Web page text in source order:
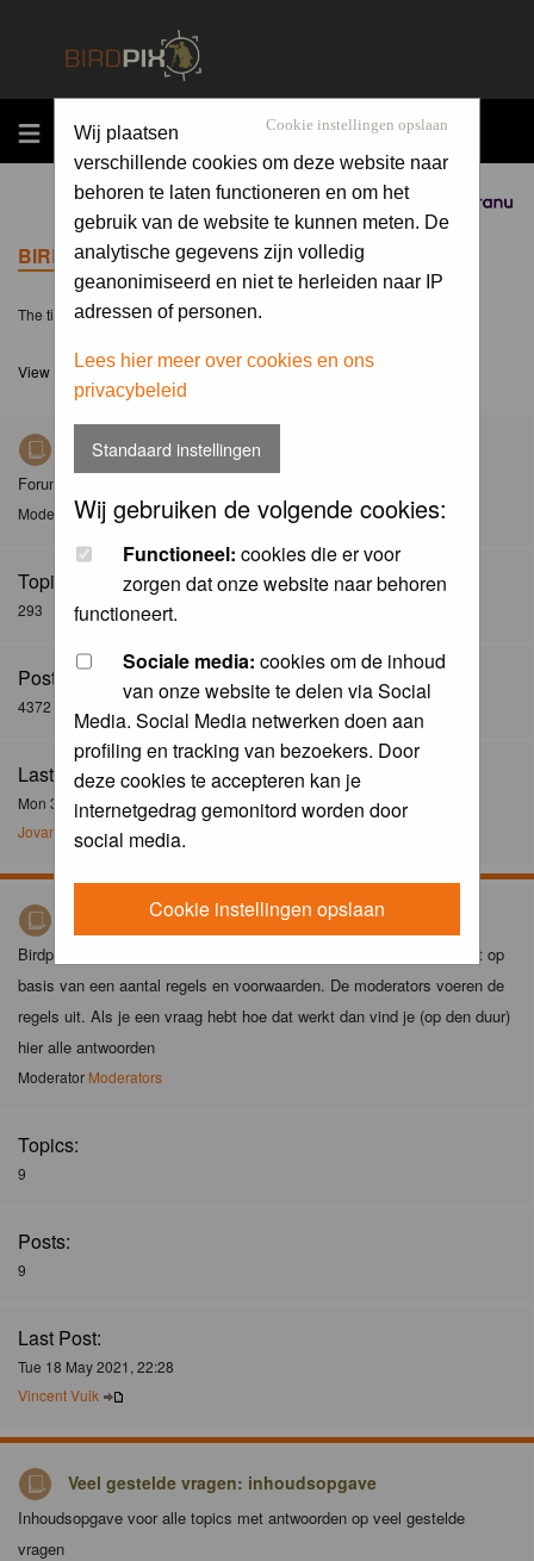
MENU
Sponsored by
Cookie instellingen opslaan
Wij plaatsen
verschillende cookies om deze website naar
behoren te laten functioneren en om het
gebruik van de website te kunnen meten. De
analytische gegevens zijn volledig
geanonimiseerd en niet te herleiden naar IP
adressen of personen.
Lees hier meer over cookies en ons
privacybeleid
Standaard instellingen
Wij gebruiken de volgende cookies:
Functioneel: cookies die er voor
zorgen dat onze website naar behoren
functioneert.
Sociale media: cookies om de inhoud
van onze website te delen via Social
Media. Social Media netwerken doen aan
profiling en tracking van bezoekers. Door
deze cookies te accepteren kan je
internetgedrag gemonitord worden door
social media.
Cookie instellingen opslaan
BIRDPIX.NL FORUM INDEX
The time now is Fri 07 Aug 2026, 8:36
View unanswered posts
Nieuws
Forum met nieuwsberichten over Birdpix
ModeratorModerators
Topics:
293
Posts:
4372
Last Post:
Mon 30 Dec 2024, 21:02
Jovanzo
Birdpix spelregels
Birdpix is niet zomaar een foto-site. Het plaatsen van foto's gebeurt op
basis van een aantal regels en voorwaarden. De moderators voeren de
regels uit. Als je een vraag hebt hoe dat werkt dan vind je (op den duur)
hier alle antwoorden
Moderator Moderators
Topics:
9
Posts:
9
Last Post:
Tue 18 May 2021, 22:28
Vincent Vuik
Veel gestelde vragen: inhoudsopgave
Inhoudsopgave voor alle topics met antwoorden op veel gestelde
vragen